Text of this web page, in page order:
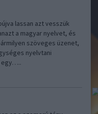
lassan azt vesszük
a magyar nyelvet, és
szöveges üzenet,
nyelvtani
egy…..